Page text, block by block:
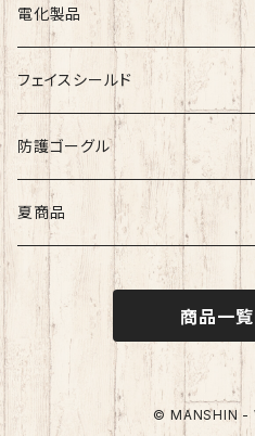
シルクマスク・付属品
不織布マスク
電化製品
スポットクーラー
フェイスシールド
防護ゴーグル
夏商品
商品一
© MANSHIN -